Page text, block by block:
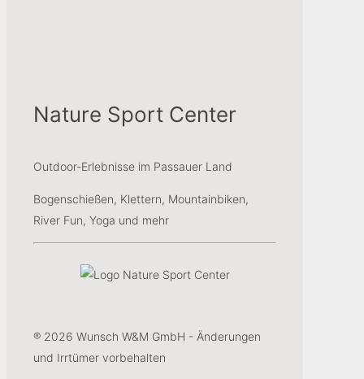
Nature Sport Center
Outdoor-Erlebnisse im Passauer Land
Bogenschießen, Klettern, Mountainbiken,
River Fun, Yoga und mehr
® 2026 Wunsch W&M GmbH - Änderungen
und Irrtümer vorbehalten